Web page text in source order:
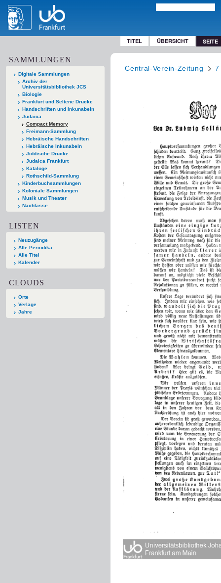
TITEL ÜBERSICHT SEITE
SAMMLUNGEN
Digitale Sammlungen
Archiv der
Universitätsbibliothek JCS
Biologie
Frankfurt und Seltene Drucke
Handschriften und Inkunabeln
Judaica
Compact Memory
Freimann-Sammlung
Hebräische Handschriften
Hebräische Inkunabeln
Jiddische Drucke
Judaica Frankfurt
Kataloge
Rothschild-Sammlung
Kinderbuchsammlungen
Koloniale Sammlungen
Musik und Theater
Nachlässe
LISTEN
Neuzugänge
Alle Periodika
Alle Titel
Kalender
CLOUDS
Orte
Verlage
Jahre
Central-Verein-Zeitung 7